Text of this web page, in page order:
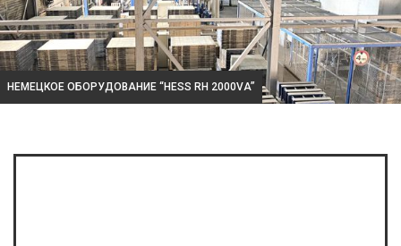
НЕМЕЦКОЕ ОБОРУДОВАНИЕ “HESS RH 2000VA”